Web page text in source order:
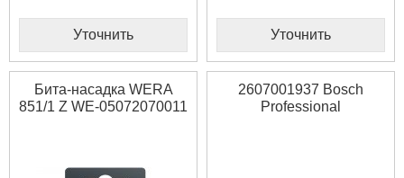
Уточнить Уточнить
Бита-насадка WERA
851/1 Z WE-05072070011
2607001937 Bosch
Professional